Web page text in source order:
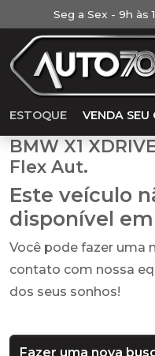
Seg a Sex - 9h às
ESTOQUE VENDA SEU
BMW X1
Flex Aut.
Este veículo
disponível
Você pode fazer uma
contato com nossa
dos seus sonhos!
Fazer uma nova